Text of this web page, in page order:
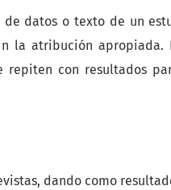
datos o texto de un
la atribución apropiada.
repiten con resultados
dando como